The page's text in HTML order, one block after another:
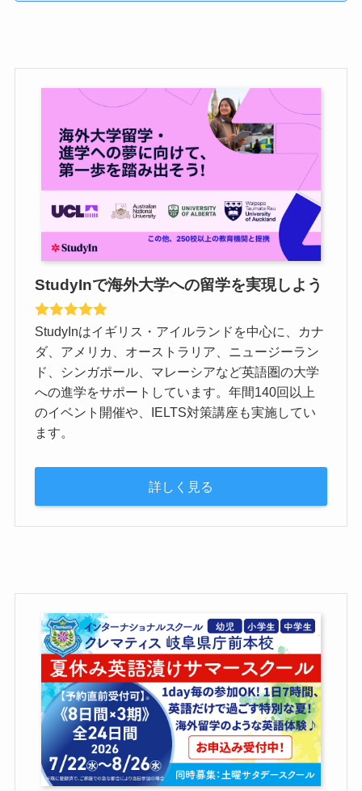
StudyInで海外大学への留学を実現しよう
StudyInはイギリス・アイルランドを中心に、カナ
ダ、アメリカ、オーストラリア、ニュージーラン
ド、シンガポール、マレーシアなど英語圏の大学
への進学をサポートしています。年間140回以上
のイベント開催や、IELTS対策講座も実施してい
ます。
詳しく見る